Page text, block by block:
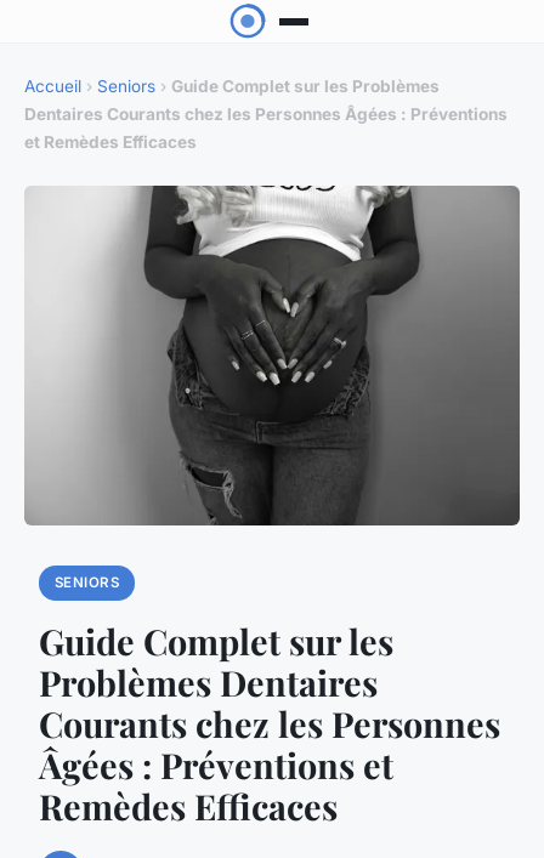
Accueil › Seniors › Guide Complet sur les Problèmes
Dentaires Courants chez les Personnes Âgées : Préventions
et Remèdes Efficaces
SENIORS
Guide Complet sur les
Problèmes Dentaires
Courants chez les Personnes
Âgées : Préventions et
Remèdes Efficaces